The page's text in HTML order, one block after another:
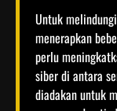
Untuk
menerapkan
perlu
siber di antara
diadakan untuk